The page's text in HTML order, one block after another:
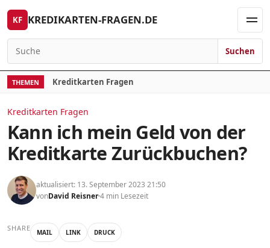
Skip to content
KF KREDIKARTEN-FRAGEN.DE
Search for:
Suchen
THEMEN Kreditkarten Fragen
Kreditkarten Fragen
Kann ich mein Geld von der
Kreditkarte Zurückbuchen?
aktualisiert: 13. September 2023 21:50
vonDavid Reisner4 min Lesezeit
SHARE MAIL LINK DRUCK